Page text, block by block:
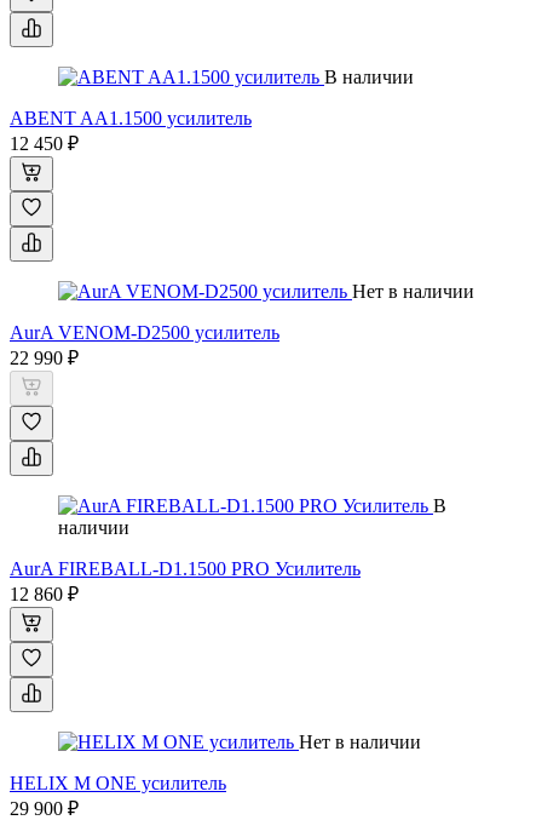
В наличии
ABENT AA1.1500 усилитель
12 450 ₽
Нет в наличии
AurA VENOM-D2500 усилитель
22 990 ₽
В
наличии
AurA FIREBALL-D1.1500 PRO Усилитель
12 860 ₽
Нет в наличии
HELIX M ONE усилитель
29 900 ₽